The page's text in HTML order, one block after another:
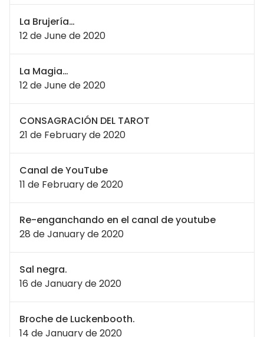
La Brujería…
12 de June de 2020
La Magia…
12 de June de 2020
CONSAGRACIÓN DEL TAROT
21 de February de 2020
Canal de YouTube
11 de February de 2020
Re-enganchando en el canal de youtube
28 de January de 2020
Sal negra.
16 de January de 2020
Broche de Luckenbooth.
14 de January de 2020